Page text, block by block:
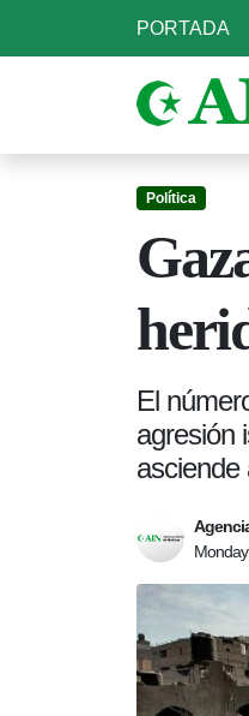
PORTADA
Política
El
agresión
asciende